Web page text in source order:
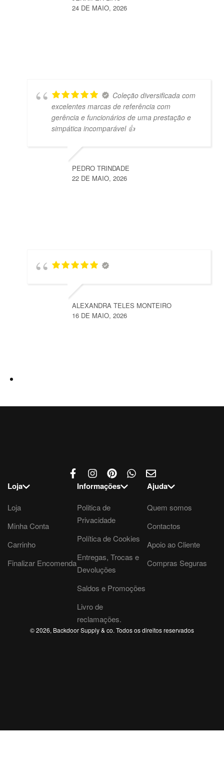
24 DE MAIO, 2026
Coleção diversificada com
excelentes marcas de referência com
gerência e funcionários de uma prestação e
simpática incomparável 👍
PEDRO TRINDADE
22 DE MAIO, 2026
ALEXANDRA TELES MONTEIRO
16 DE MAIO, 2026
Loja
Loja
Minha Conta
Carrinho
Finalizar Encomenda
Informações
Politica de
Privacidade
Política de Cookies
Entregas, Trocas e
Devoluções
Saldos e Promoções
Livro de
reclamações.
Ajuda
Quem somos
Contactos
Apoio ao Cliente
Compras Seguras
© 2026, Backdoor Supply & co. Todos os direitos reservados